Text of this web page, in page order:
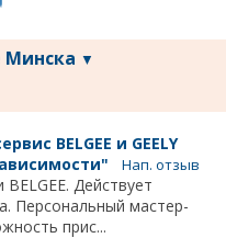
Минска ▼
BELGEE и GEELY
Нап. отзыв
Действует
Персональный мастер-
прис...